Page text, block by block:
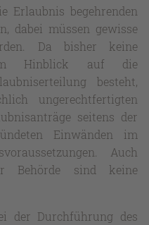
Erlaubnis begehrenden
dabei müssen gewisse
Da bisher keine
im Hinblick auf die
besteht,
ungerechtfertigten
seitens der
Einwänden im
Auch
Behörde sind keine
der Durchführung des